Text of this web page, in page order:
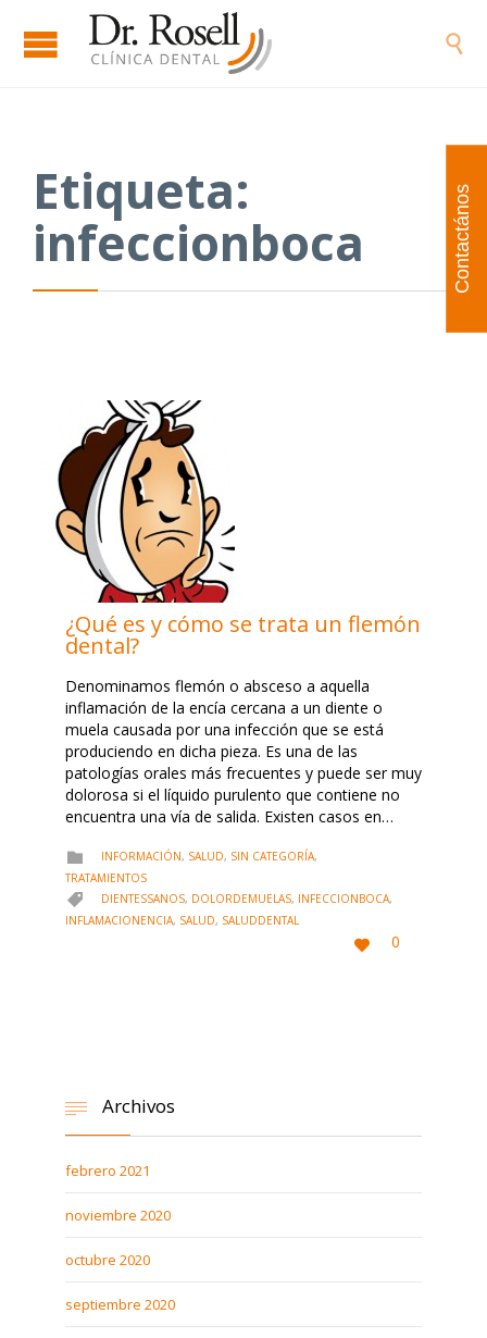

Etiqueta:
infeccionboca
¿Qué es y cómo se trata un flemón
dental?
Denominamos flemón o absceso a aquella
inflamación de la encía cercana a un diente o
muela causada por una infección que se está
produciendo en dicha pieza. Es una de las
patologías orales más frecuentes y puede ser muy
dolorosa si el líquido purulento que contiene no
encuentra una vía de salida. Existen casos en…
 CATEGORY
INFORMACIÓN, SALUD, SIN CATEGORÍA,
TRATAMIENTOS
 CATEGORY
DIENTESSANOS, DOLORDEMUELAS, INFECCIONBOCA,
INFLAMACIONENCIA, SALUD, SALUDDENTAL
 LOVE
IT
0
 Archivos
febrero 2021
noviembre 2020
octubre 2020
septiembre 2020
Contactános